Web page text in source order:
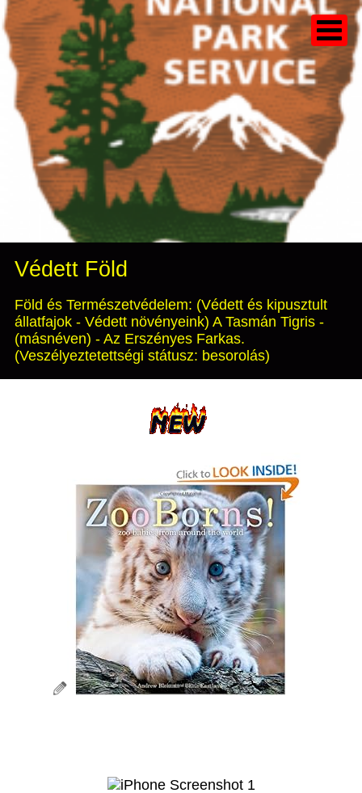
Védett Föld
Föld és Természetvédelem: (Védett és kipusztult
állatfajok - Védett növényeink) A Tasmán Tigris -
(másnéven) - Az Erszényes Farkas.
(Veszélyeztetettségi státusz: besorolás)